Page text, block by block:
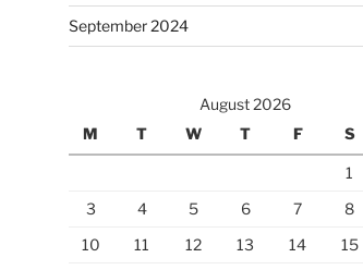
September 2024
August 2026
M
T W T F S
1
3
4 5 6 7 8
10
11 12 13 14 15